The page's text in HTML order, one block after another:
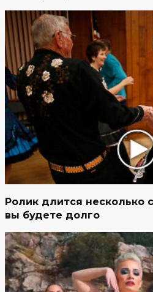
Ролик длится несколько
вы будете долго